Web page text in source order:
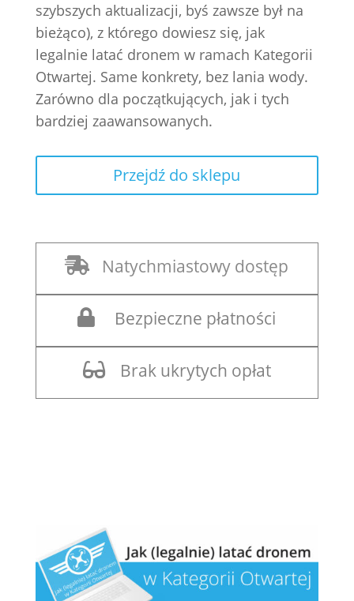
szybszych aktualizacji, byś zawsze był na
bieżąco), z którego dowiesz się, jak
legalnie latać dronem w ramach Kategorii
Otwartej. Same konkrety, bez lania wody.
Zarówno dla początkujących, jak i tych
bardziej zaawansowanych.
Przejdź do sklepu
 Natychmiastowy dostęp
 Bezpieczne płatności
 Brak ukrytych opłat